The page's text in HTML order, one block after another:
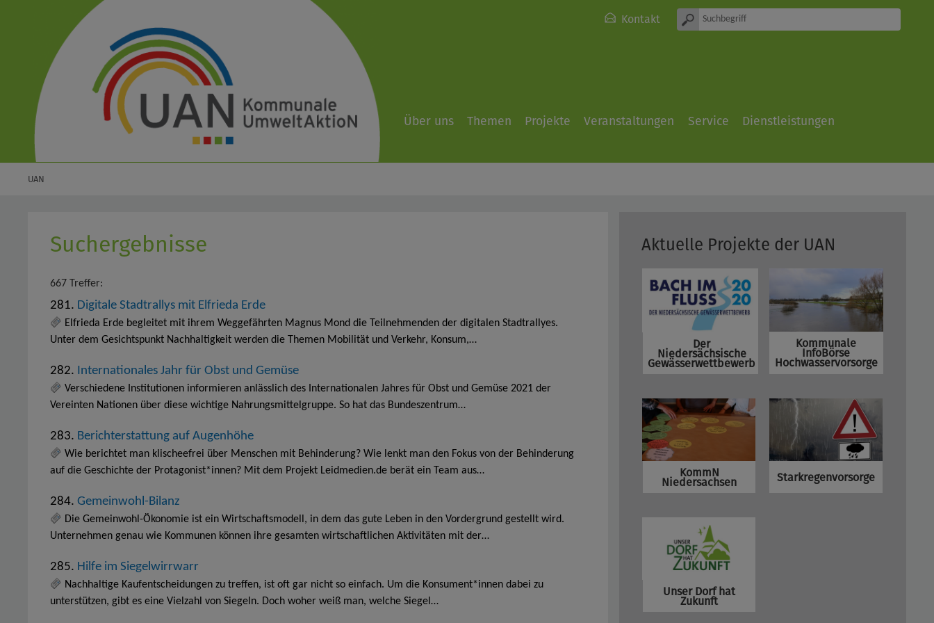
Kontakt
Über uns Themen Projekte Veranstaltungen Service Dienstleistungen
UAN
Suchergebnisse
667 Treffer:
281. Digitale Stadtrallys mit Elfrieda Erde
Elfrieda Erde begleitet mit ihrem Weggefährten Magnus Mond die Teilnehmenden der digitalen Stadtrallyes.
Unter dem Gesichtspunkt Nachhaltigkeit werden die Themen Mobilität und Verkehr, Konsum,…
282. Internationales Jahr für Obst und Gemüse
Verschiedene Institutionen informieren anlässlich des Internationalen Jahres für Obst und Gemüse 2021 der
Vereinten Nationen über diese wichtige Nahrungsmittelgruppe. So hat das Bundeszentrum…
283. Berichterstattung auf Augenhöhe
Wie berichtet man klischeefrei über Menschen mit Behinderung? Wie lenkt man den Fokus von der Behinderung
auf die Geschichte der Protagonist*innen? Mit dem Projekt Leidmedien.de berät ein Team aus…
284. Gemeinwohl-Bilanz
Die Gemeinwohl-Ökonomie ist ein Wirtschaftsmodell, in dem das gute Leben in den Vordergrund gestellt wird.
Unternehmen genau wie Kommunen können ihre gesamten wirtschaftlichen Aktivitäten mit der…
285. Hilfe im Siegelwirrwarr
Nachhaltige Kaufentscheidungen zu treffen, ist oft gar nicht so einfach. Um die Konsument*innen dabei zu
unterstützen, gibt es eine Vielzahl von Siegeln. Doch woher weiß man, welche Siegel…
Aktuelle Projekte der UAN
Der
Niedersächsische
Gewässerwettbewerb
Kommunale
InfoBörse
Hochwasservorsorge
KommN
Niedersachsen Starkregenvorsorge
Unser Dorf hat
Zukunft